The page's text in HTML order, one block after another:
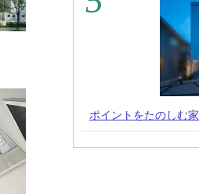
ポイントをたのしむ家